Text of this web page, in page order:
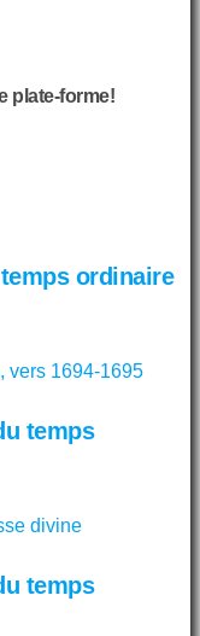
plate-forme!
ordinaire
temps
temps